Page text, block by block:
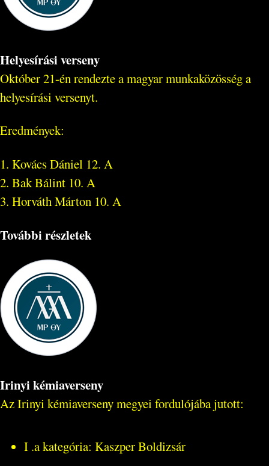
Helyesírási verseny
Október 21-én rendezte a magyar munkaközösség a
helyesírási versenyt.
Eredmények:
1. Kovács Dániel 12. A
2. Bak Bálint 10. A
3. Horváth Márton 10. A
További részletek
Irinyi kémiaverseny
Az Irinyi kémiaverseny megyei fordulójába jutott:
I .a kategória: Kaszper Boldizsár